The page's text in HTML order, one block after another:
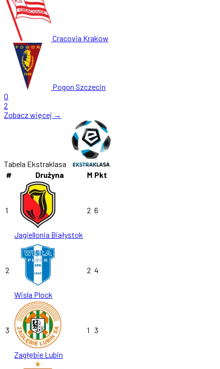
Cracovia Krakow
Pogon Szczecin
0
2
Zobacz więcej →
Tabela Ekstraklasa
#
Drużyna M Pkt
1
Jagiellonia Białystok
2 6
2
Wisla Plock
2 4
3
Zagłębie Lubin
1 3